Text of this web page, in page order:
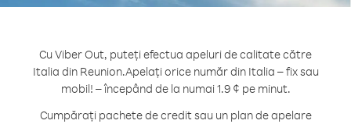
Cu Viber Out, puteți efectua apeluri de calitate către
Italia din Reunion.Apelați orice număr din Italia – fix sau
mobil! – începând de la numai 1.9 ¢ pe minut.
Cumpărați pachete de credit sau un plan de apelare